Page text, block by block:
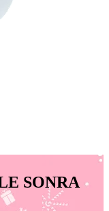
SONRA